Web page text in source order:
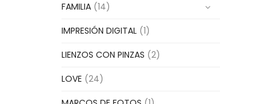
FAMILIA (14)
IMPRESIÓN DIGITAL (1)
LIENZOS CON PINZAS (2)
LOVE (24)